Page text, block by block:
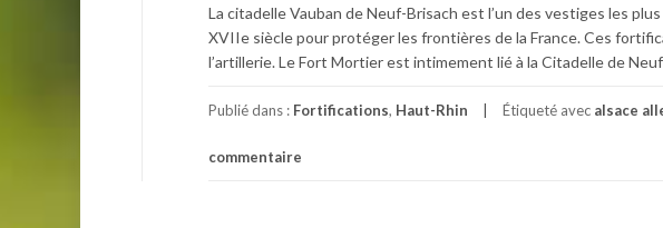
La citadelle Vauban de Neuf-Brisach est l’un des vestiges les
XVIIe siècle pour protéger les frontières de la France. Ces
l’artillerie. Le Fort Mortier est intimement lié à la Citadelle de
Publié dans : Fortifications, Haut-Rhin Étiqueté avec alsace
commentaire